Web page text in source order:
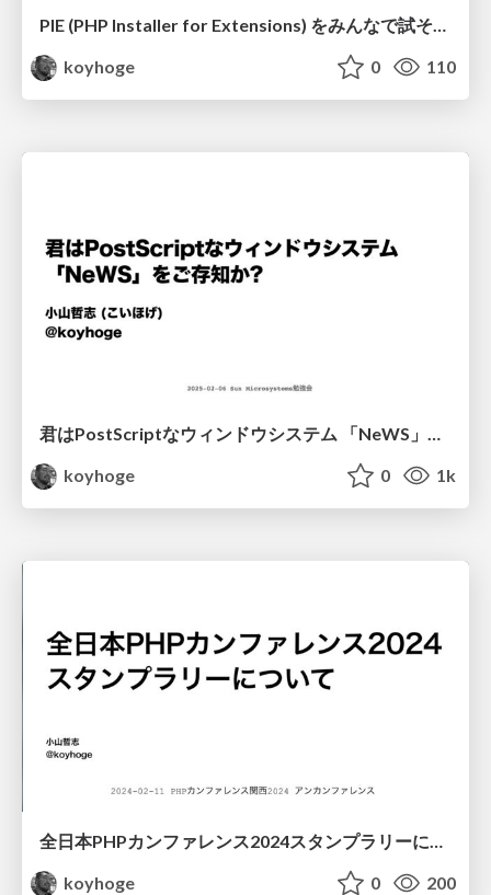
PIE (PHP Installer for Extensions) をみんなで試そう/piseka-pie
koyhoge
0 110
koyhoge
0 1k
全日本PHPカンファレンス2024スタンプラリーについて/stamprally-php2024
koyhoge
0 200